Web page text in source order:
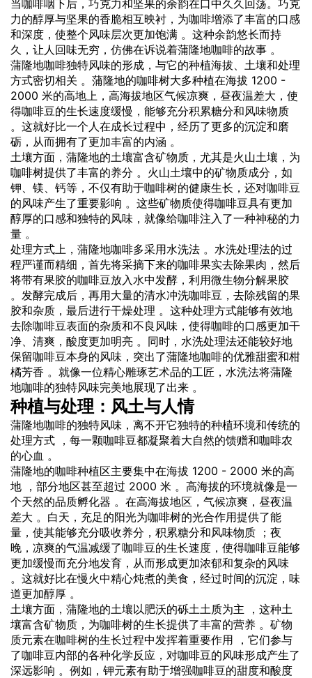
当咖啡咽下后，巧克力和坚果的余韵在口中久久回荡。巧克
力的醇厚与坚果的香脆相互映衬，为咖啡增添了丰富的口感
和深度，使整个风味层次更加饱满 。这种余韵悠长而持
久，让人回味无穷，仿佛在诉说着蒲隆地咖啡的故事 。
蒲隆地咖啡独特风味的形成，与它的种植海拔、土壤和处理
方式密切相关 。蒲隆地的咖啡树大多种植在海拔 1200 -
2000 米的高地上，高海拔地区气候凉爽，昼夜温差大，使
得咖啡豆的生长速度缓慢，能够充分积累糖分和风味物质
。这就好比一个人在成长过程中，经历了更多的沉淀和磨
砺，从而拥有了更加丰富的内涵 。
土壤方面，蒲隆地的土壤富含矿物质，尤其是火山土壤，为
咖啡树提供了丰富的养分 。火山土壤中的矿物质成分，如
钾、镁、钙等，不仅有助于咖啡树的健康生长，还对咖啡豆
的风味产生了重要影响 。这些矿物质使得咖啡豆具有更加
醇厚的口感和独特的风味，就像给咖啡注入了一种神秘的力
量 。
处理方式上，蒲隆地咖啡多采用水洗法 。水洗处理法的过
程严谨而精细，首先将采摘下来的咖啡果实去除果肉，然后
将带有果胶的咖啡豆放入水中发酵，利用微生物分解果胶
。发酵完成后，再用大量的清水冲洗咖啡豆，去除残留的果
胶和杂质，最后进行干燥处理 。这种处理方式能够有效地
去除咖啡豆表面的杂质和不良风味，使得咖啡的口感更加干
净、清爽，酸度更加明亮 。同时，水洗处理法还能较好地
保留咖啡豆本身的风味，突出了蒲隆地咖啡的优雅甜蜜和柑
橘芳香 。就像一位精心雕琢艺术品的工匠，水洗法将蒲隆
地咖啡的独特风味完美地展现了出来 。
种植与处理：风土与人情
蒲隆地咖啡的独特风味，离不开它独特的种植环境和传统的
处理方式 ，每一颗咖啡豆都凝聚着大自然的馈赠和咖啡农
的心血 。
蒲隆地的咖啡种植区主要集中在海拔 1200 - 2000 米的高
地 ，部分地区甚至超过 2000 米 。高海拔的环境就像是一
个天然的品质孵化器 。在高海拔地区，气候凉爽，昼夜温
差大 。白天，充足的阳光为咖啡树的光合作用提供了能
量，使其能够充分吸收养分，积累糖分和风味物质 ；夜
晚，凉爽的气温减缓了咖啡豆的生长速度，使得咖啡豆能够
更加缓慢而充分地发育，从而形成更加浓郁和复杂的风味
。这就好比在慢火中精心炖煮的美食，经过时间的沉淀，味
道更加醇厚 。
土壤方面，蒲隆地的土壤以肥沃的砾土土质为主 ，这种土
壤富含矿物质，为咖啡树的生长提供了丰富的营养 。矿物
质元素在咖啡树的生长过程中发挥着重要作用 ，它们参与
了咖啡豆内部的各种化学反应，对咖啡豆的风味形成产生了
深远影响 。例如，钾元素有助于增强咖啡豆的甜度和酸度